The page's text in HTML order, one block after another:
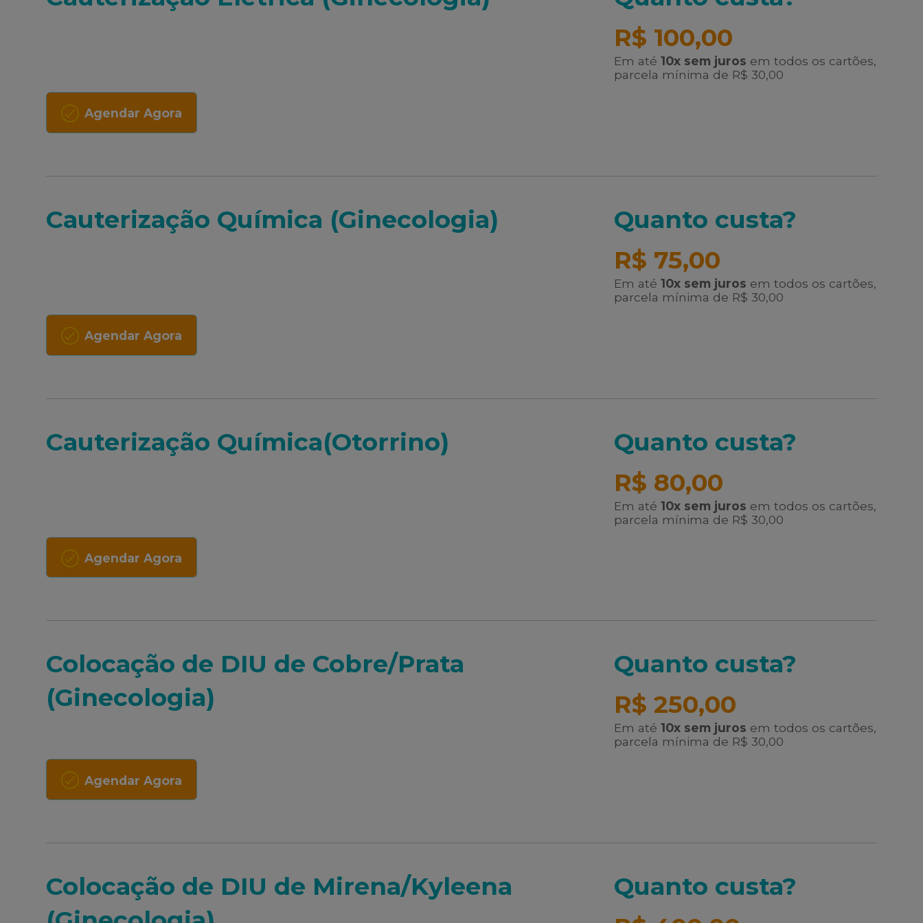
R$ 100,00
Em até 10x sem juros em todos os cartões,
parcela mínima de R$ 30,00
Agendar Agora
Cauterização Química (Ginecologia)
Quanto custa?
R$ 75,00
Em até 10x sem juros em todos os cartões,
parcela mínima de R$ 30,00
Agendar Agora
Cauterização Química(Otorrino)
Quanto custa?
R$ 80,00
Em até 10x sem juros em todos os cartões,
parcela mínima de R$ 30,00
Agendar Agora
Colocação de DIU de Cobre/Prata
(Ginecologia)
Quanto custa?
R$ 250,00
Em até 10x sem juros em todos os cartões,
parcela mínima de R$ 30,00
Agendar Agora
Colocação de DIU de Mirena/Kyleena
Quanto custa?